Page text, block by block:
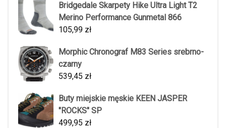
Bridgedale Skarpety Hike Ultra Light T2
Merino Performance Gunmetal 866
105,99 zł
Morphic Chronograf M83 Series srebrno-
czarny
539,45 zł
Buty miejskie męskie KEEN JASPER
"ROCKS" SP
499,95 zł